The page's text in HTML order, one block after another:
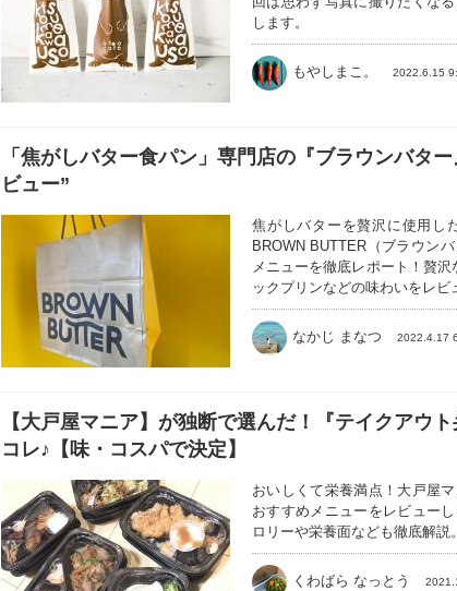
します。
もやしまこ。 2022.6.15
「焦がしバター食パン」専門店の『ブラウンバタ
ビュー”
焦がしバターを贅沢に使用し
BROWN BUTTER（ブラウン
メニューを徹底レポート！贅
ックプリンなどの味わいをレビ
なかじ まなつ 2022.4.17
【大戸屋マニア】が独断で選んだ！『テイクアウ
コレ♪【味・コスパで決定】
おいしくて栄養満点！大戸屋
おすすめメニューをレビュー
ロリーや栄養面なども徹底解説。
くわばら なっとう